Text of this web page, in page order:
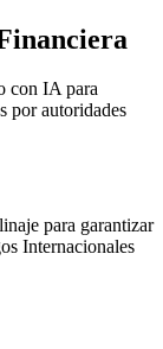
con IA para
por autoridades
para garantizar
Internacionales